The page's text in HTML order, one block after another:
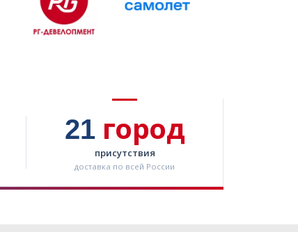
21город
присутствия
доставка по всей России